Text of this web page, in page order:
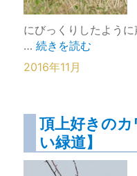
にびっくりしたように
…“冬におなじみ身近
続きを読む
2016年11月
頂上好きの
い緑道】